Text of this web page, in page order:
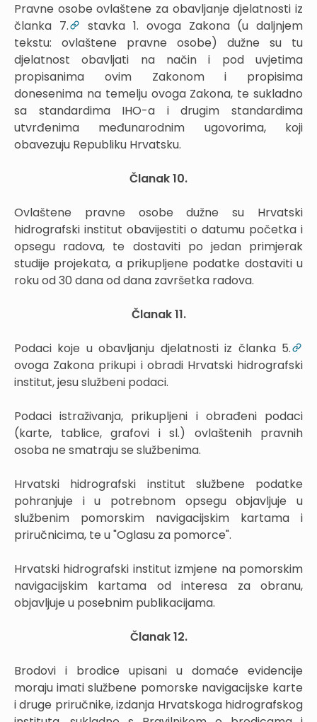
Pravne osobe ovlaštene za obavljanje djelatnosti iz
članka 7.
stavka 1. ovoga Zakona (u daljnjem
tekstu: ovlaštene pravne osobe) dužne su tu
djelatnost obavljati na način i pod uvjetima
propisanima ovim Zakonom i propisima
donesenima na temelju ovoga Zakona, te sukladno
sa standardima IHO-a i drugim standardima
utvrđenima međunarodnim ugovorima, koji
obavezuju Republiku Hrvatsku.
Članak 10.
Ovlaštene pravne osobe dužne su Hrvatski
hidrografski institut obavijestiti o datumu početka i
opsegu radova, te dostaviti po jedan primjerak
studije projekata, a prikupljene podatke dostaviti u
roku od 30 dana od dana završetka radova.
Članak 11.
Podaci koje u obavljanju djelatnosti iz članka 5.
ovoga Zakona prikupi i obradi Hrvatski hidrografski
institut, jesu službeni podaci.
Podaci istraživanja, prikupljeni i obrađeni podaci
(karte, tablice, grafovi i sl.) ovlaštenih pravnih
osoba ne smatraju se službenima.
Hrvatski hidrografski institut službene podatke
pohranjuje i u potrebnom opsegu objavljuje u
službenim pomorskim navigacijskim kartama i
priručnicima, te u "Oglasu za pomorce".
Hrvatski hidrografski institut izmjene na pomorskim
navigacijskim kartama od interesa za obranu,
objavljuje u posebnim publikacijama.
Članak 12.
Brodovi i brodice upisani u domaće evidencije
moraju imati službene pomorske navigacijske karte
i druge priručnike, izdanja Hrvatskoga hidrografskog